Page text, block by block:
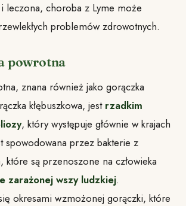
leczona, choroba z Lyme może
problemów zdrowotnych.
powrotna
znana również jako gorączka
kłębuszkowa, jest rzadkim
, który występuje głównie w krajach
spowodowana przez bakterie z
które są przenoszone na człowieka
zarażonej wszy ludzkiej.
okresami wzmożonej gorączki, które